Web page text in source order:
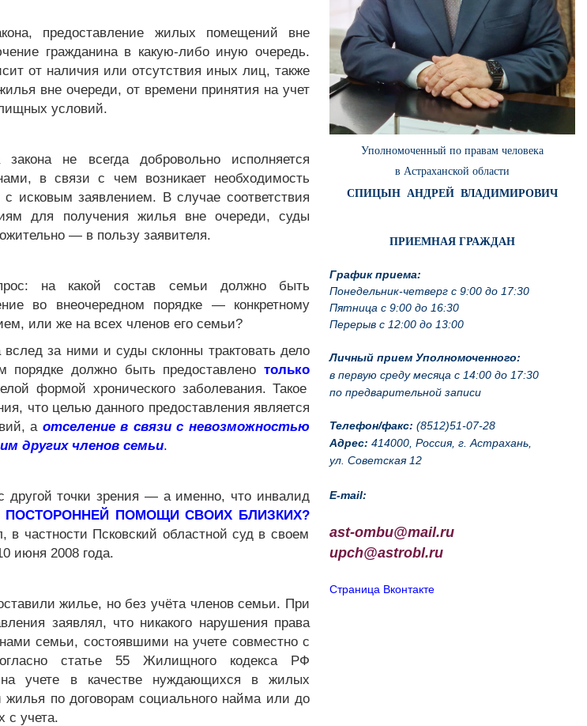
Уполномоченный по правам человека
в Астраханской области
СПИЦЫН АНДРЕЙ ВЛАДИМИРОВИЧ
ПРИЕМНАЯ ГРАЖДАН
График приема:
Понедельник-четверг с 9:00 до 17:30
Пятница с 9:00 до 16:30
Перерыв с 12:00 до 13:00
Личный прием Уполномоченного:
в первую среду месяца с 14:00 до 17:30
по предварительной записи
Телефон/факс: (8512)51-07-28
Адрес: 414000, Россия, г. Астрахань,
ул. Советская 12
E-mail:
ast-ombu@mail.ru
upch@astrobl.ru
Страница Вконтакте
предоставление жилых помещений вне
гражданина в какую-либо иную очередь.
от наличия или отсутствия иных лиц, также
вне очереди, от времени принятия на учет
условий.
не всегда добровольно исполняется
в связи с чем возникает необходимость
исковым заявлением. В случае соответствия
для получения жилья вне очереди, суды
— в пользу заявителя.
на какой состав семьи должно быть
во внеочередном порядке — конкретному
или же на всех членов его семьи?
за ними и суды склонны трактовать дело
порядке должно быть предоставленотолько
формой хронического заболевания. Такое
что целью данного предоставления является
а отселение в связи с невозможностью
других членов семьи.
другой точки зрения — а именно, что инвалид
ПОМОЩИ СВОИХ БЛИЗКИХ?
в частности Псковский областной суд в своем
июня 2008 года.
жилье, но без учёта членов семьи. При
заявлял, что никакого нарушения права
семьи, состоявшими на учете совместно с
статье 55 Жилищного кодекса РФ
на учете в качестве нуждающихся в жилых
по договорам социального найма или до
с учета.